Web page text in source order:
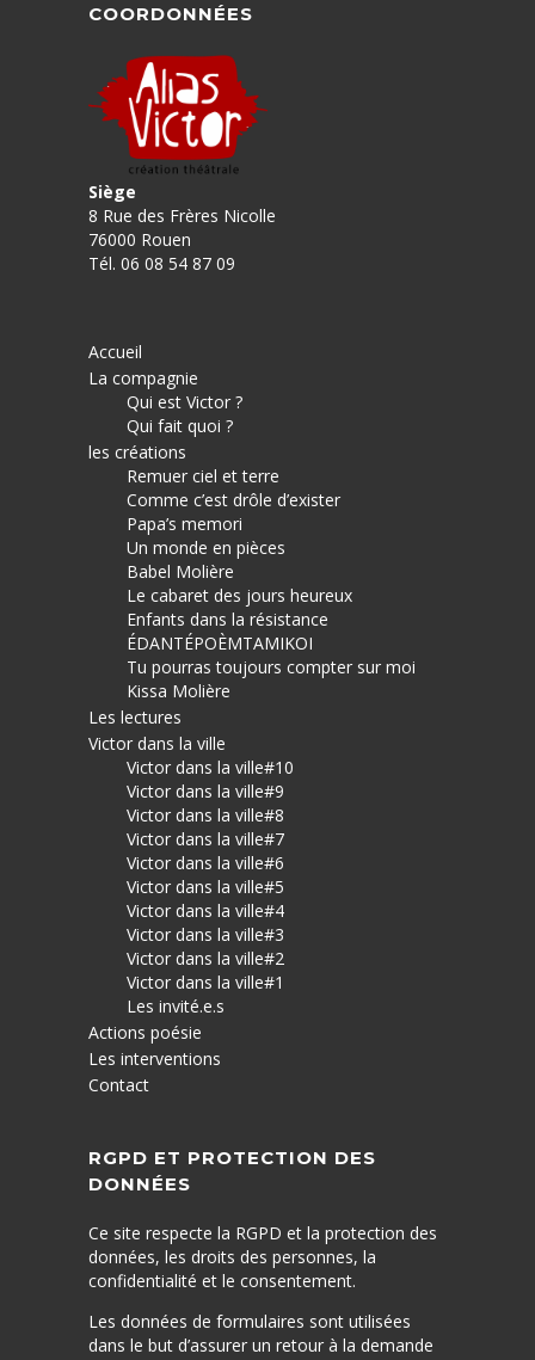
COORDONNÉES
Siège
8 Rue des Frères Nicolle
76000 Rouen
Tél. 06 08 54 87 09
Accueil
La compagnie
Qui est Victor ?
Qui fait quoi ?
les créations
Remuer ciel et terre
Comme c’est drôle d’exister
Papa’s memori
Un monde en pièces
Babel Molière
Le cabaret des jours heureux
Enfants dans la résistance
ÉDANTÉPOÈMTAMIKOI
Tu pourras toujours compter sur moi
Kissa Molière
Les lectures
Victor dans la ville
Victor dans la ville#10
Victor dans la ville#9
Victor dans la ville#8
Victor dans la ville#7
Victor dans la ville#6
Victor dans la ville#5
Victor dans la ville#4
Victor dans la ville#3
Victor dans la ville#2
Victor dans la ville#1
Les invité.e.s
Actions poésie
Les interventions
Contact
RGPD ET PROTECTION DES
DONNÉES
Ce site respecte la RGPD et la protection des
données, les droits des personnes, la
confidentialité et le consentement.
Les données de formulaires sont utilisées
dans le but d’assurer un retour à la demande